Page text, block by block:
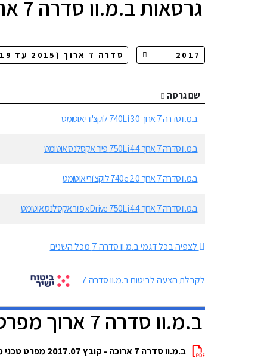
גרסאותב.מ.וו סדרה 7 ארוך
שם גרסה
ב.מ.וו סדרה 7 ארוך 3.0 740Li לוקצ'ורי אוטומט
ב.מ.וו סדרה 7 ארוך 4.4 750Li פיור אקסלנס אוטומט
ב.מ.וו סדרה 7 ארוך 2.0 740e לוקצ'ורי אוטומט
ב.מ.וו סדרה 7 ארוך 4.4 xDrive 750Li פיור אקסלנס אוטומט
לצפיה בכל דגמי ב.מ.וו סדרה 7 מכל השנים
לקבלת הצעה לביטוח ב.מ.וו סדרה 7
ב.מ.וו סדרה 7 ארוך מפרטים להורדה
ב.מ.וו סדרה 7 ארוכה - קובץ 2017.07 מפרט טכני מלא להורדה